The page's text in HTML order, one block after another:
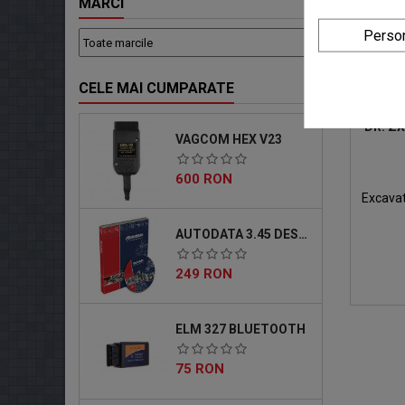
CELE MAI CUMPARATE
VAGCOM HEX V23
Pret
600 RON
AUTODATA 3.45 DESCARCABIL
Pret
249 RON
ELM 327 BLUETOOTH
Pret
75 RON
DR.
ZX 2,